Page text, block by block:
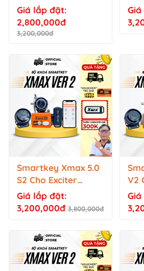
Vario 125, Click
125,Vision, Scoopy,
Genio, AB, PCX,
Giá lắp đặt:
2,800,000đ
3,200,000đ
Smartkey Xmax 5.0
S2 Cho Exciter
150/155, Sirius Fi,
Jupiter Fi, Luvias Fi,
Giá lắp đặt:
3,200,000đ 3,800,000đ
V2